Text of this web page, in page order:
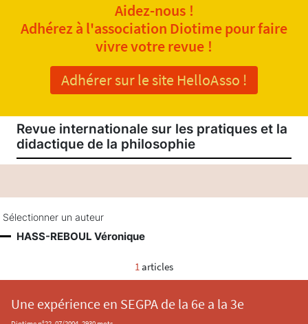
Aidez-nous !
Adhérez à l'association Diotime pour faire
vivre votre revue !
Adhérer sur le site HelloAsso !
Revue internationale sur les pratiques et la
didactique de la philosophie
Sélectionner un auteur
HASS-REBOUL Véronique
1 articles
Une expérience en SEGPA de la 6e a la 3e